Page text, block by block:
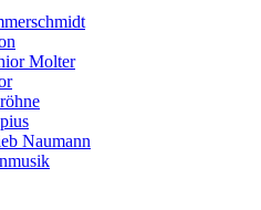
Molter
Naumann